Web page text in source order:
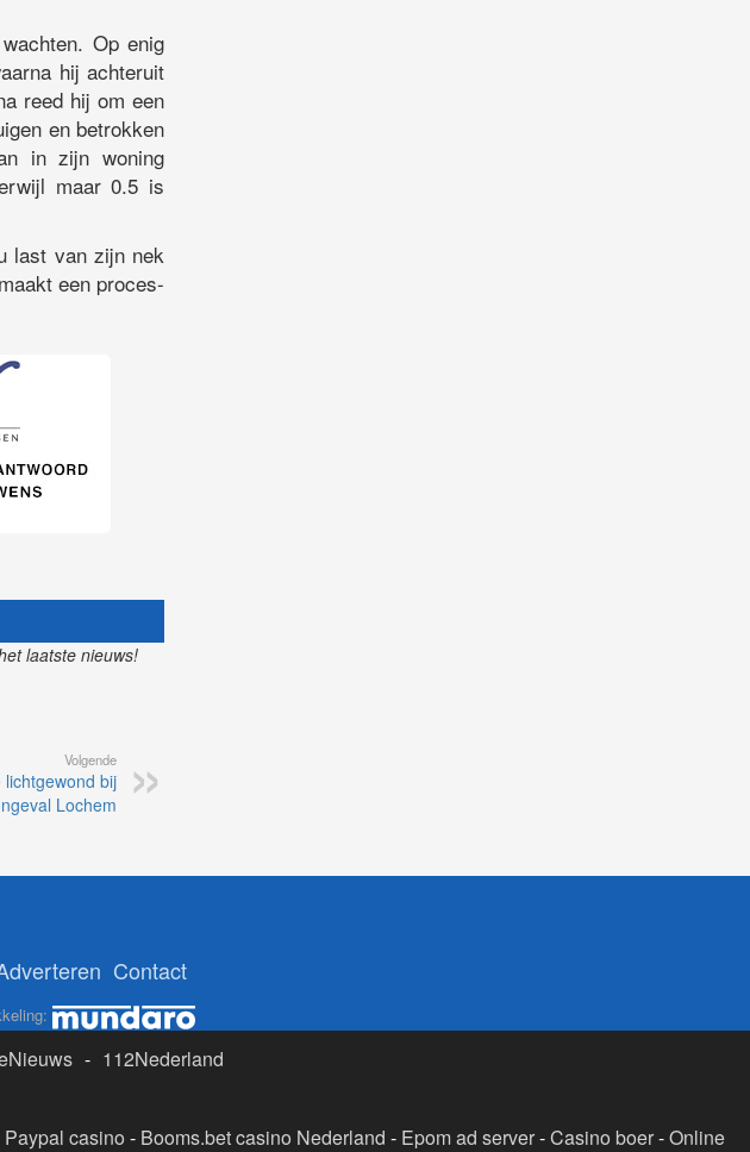
Op enig
hij achteruit
reed hij om een
en betrokken
in zijn woning
maar 0.5 is
last van zijn nek
een proces-
laatste nieuws!
Volgende
lichtgewond bij
Lochem
Contact
- 112Nederland
Paypal casino - Booms.bet casino Nederland - Epom ad server-Casino boer-Online